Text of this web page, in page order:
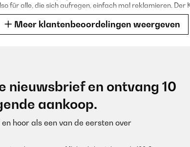
für alle, die sich aufregen, einfach mal reklamieren. Der
Produkt probiert. Die Jausenbox ist super! Kind
Meer klantenbeoordelingen weergeven
nieuwsbrief en ontvang 10
aankoop.
hoor als een van de eersten over